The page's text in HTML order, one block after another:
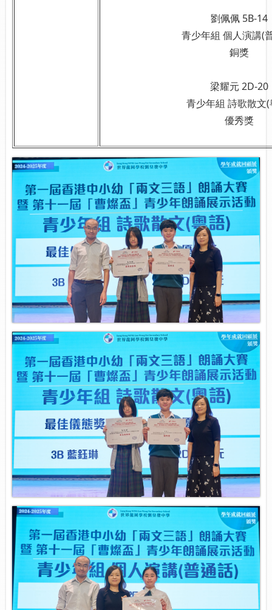
劉佩佩 5B-14
青少年組 個人演講(
銅獎
梁耀元 2D-20
青少年組 詩歌散文(
優秀獎